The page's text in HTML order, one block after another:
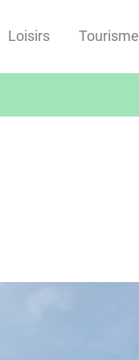
Loisirs Tourisme